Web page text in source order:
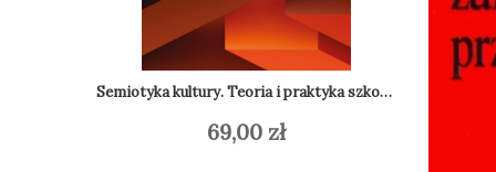
Semiotyka kultury. Teoria i praktyka szkoły tartusko-moskiewskiej
69,00 zł
Dodaj do koszyka